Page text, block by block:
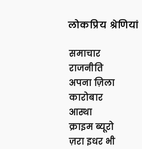
लोकप्रिय श्रेणियां
समाचार
राजनीति
अपना ज़िला
कारोबार
आस्था
क्राइम ब्यूरो
ज़रा इधर भी